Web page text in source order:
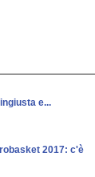
e...
2017: c'è